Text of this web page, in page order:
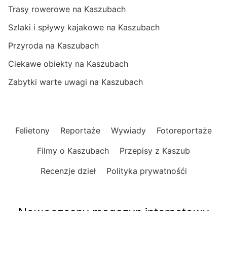
Trasy rowerowe na Kaszubach
Szlaki i spływy kajakowe na Kaszubach
Przyroda na Kaszubach
Ciekawe obiekty na Kaszubach
Zabytki warte uwagi na Kaszubach
Felietony Reportaże Wywiady
Fotoreportaże
Filmy o Kaszubach
Przepisy z Kaszub
Recenzje dzieł
Polityka prywatnośći
Nowoczesny magazyn internetowy